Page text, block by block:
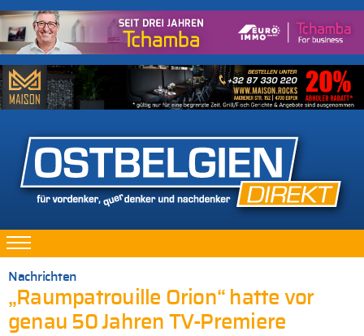
Nachrichten
„Raumpatrouille Orion“ hatte vor
genau 50 Jahren TV-Premiere